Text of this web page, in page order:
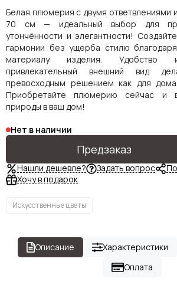
Белая плюмерия с двумя ответвлениями
70 см — идеальный выбор для
утончённости и элегантности!
гармонии без ущерба стилю
материалу изделия. Удобство
привлекательный внешний вид
превосходным решением как для
Приобретайте плюмерию сейчас и
природы в ваш дом!
Нет в наличии
Предзаказ
Нашли дешевле? Задать вопрос
Хочу в подарок
Искусственные цветы
Описание Характеристики
Оплата